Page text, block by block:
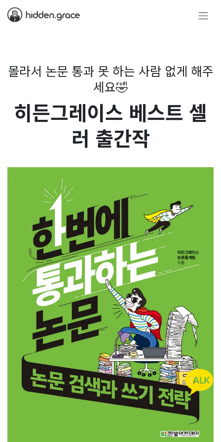
몰라서 논문 통과 못 하는 사람 없게 해주
세요🤣
히든그레이스 베스트 셀
러 출간작